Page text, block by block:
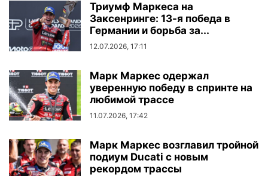
Триумф Маркеса на
Заксенринге: 13-я победа в
Германии и борьба за...
12.07.2026, 17:11
Марк Маркес одержал
уверенную победу в спринте на
любимой трассе
11.07.2026, 17:42
Марк Маркес возглавил тройной
подиум Ducati с новым
рекордом трассы